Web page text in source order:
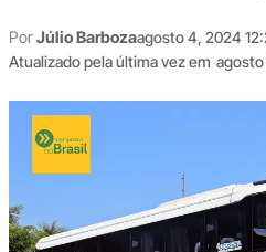
PorJúlio Barbozaagosto 4, 2024
Atualizado pela última vez em agosto